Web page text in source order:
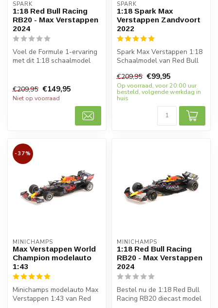
SPARK
1:18 Red Bull Racing
RB20 - Max Verstappen
2024
Voel de Formule 1-ervaring
met dit 1:18 schaalmodel
€209,95 €149,95
Niet op voorraad
SPARK
1:18 Spark Max
Verstappen Zandvoort
2022
Spark Max Verstappen 1:18
Schaalmodel van Red Bull
Dutc...
€209,95 €99,95
Op voorraad, voor 20:00 uur
besteld, volgende werkdag in
huis
-37%
MINICHAMPS
Max Verstappen World
Champion modelauto
1:43
Minichamps modelauto Max
Verstappen 1:43 van Red
MINICHAMPS
1:18 Red Bull Racing
RB20 - Max Verstappen
2024
Bestel nu de 1:18 Red Bull
Racing RB20 diecast model